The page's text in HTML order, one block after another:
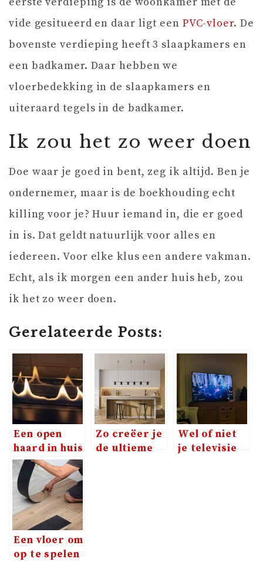
vide gesitueerd en daar ligt een PVC-vloer. De
bovenste verdieping heeft 3 slaapkamers en
een badkamer. Daar hebben we
vloerbedekking in de slaapkamers en
uiteraard tegels in de badkamer.
Ik zou het zo weer doen
Doe waar je goed in bent, zeg ik altijd. Ben je
ondernemer, maar is de boekhouding echt
killing voor je? Huur iemand in, die er goed
in is. Dat geldt natuurlijk voor alles en
iedereen. Voor elke klus een andere vakman.
Echt, als ik morgen een ander huis heb, zou
ik het zo weer doen.
Gerelateerde Posts:
Een open
haard in huis
met
kinderen?
Zo creëer je
de ultieme
Wel of niet
je televisie
Een vloer om
op te spelen